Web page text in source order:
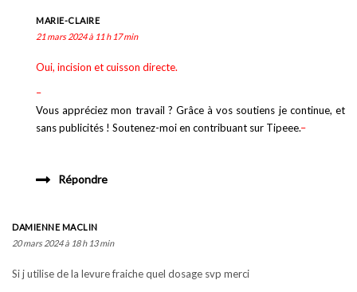
MARIE-CLAIRE
21 mars 2024 à 11 h 17 min
Oui, incision et cuisson directe.
–
Vous appréciez mon travail ? Grâce à vos soutiens je continue, et
sans publicités ! Soutenez-moi en contribuant sur Tipeee.–
Répondre
DAMIENNE MACLIN
20 mars 2024 à 18 h 13 min
Si j utilise de la levure fraiche quel dosage svp merci